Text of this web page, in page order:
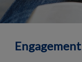
Engagement